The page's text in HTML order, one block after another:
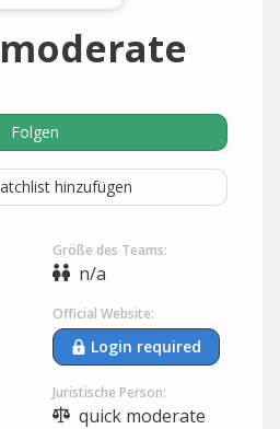
Folgen
hinzufügen
Größe des Teams:
n/a
Official Website:
Login required
Juristische Person:
quick moderate